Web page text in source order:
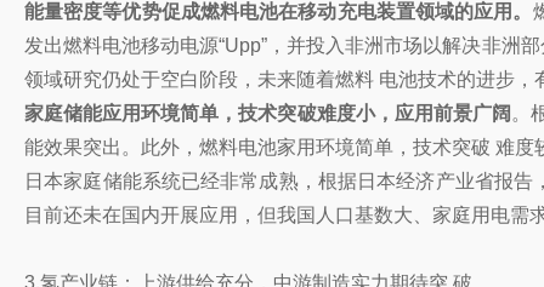
能量密度等优势促成燃料电池在移动充电装置领域的应用。
发出燃料电池移动电源“Upp”，并投入非洲市场以解决非洲
领域研究仍处于空白阶段，未来随着燃料 电池技术的进步，
家庭储能应用环境简单，技术突破难度小，应用前景广阔 。
能效果突出。此外，燃料电池家用环境简单，技术突破 难
日本家庭储能系统已经非常成熟，根据日本经济产业省报
目前还未在国内开展应用，但我国人口基数大、家庭用电需
3.氢产业链：上游供给充分，中游制造实力期待突 破